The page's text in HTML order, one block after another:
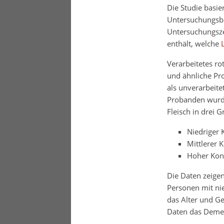
Die Studie
enthält, welche
Verarbeitetes
und ähnliche
als
Probanden
Fleisch in drei
Niedriger
Mittlerer
Hoher
Die Daten
Personen mit
das Alter und
Daten das